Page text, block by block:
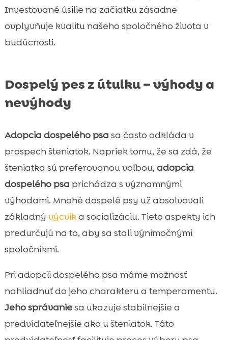
Investované úsilie na začiatku zásadne
ovplyvňuje kvalitu našeho spoločného života v
budúcnosti.
Dospelý pes z útulku – výhody a
nevýhody
Adopcia dospelého psa sa často odkláda v
prospech šteniatok. Napriek tomu, že sa zdá, že
šteniatka sú preferovanou voľbou, adopcia
dospelého psa prichádza s významnými
výhodami. Mnohé dospelé psy už absolvovali
základný výcvika socializáciu. Tieto aspekty ich
predurčujú na to, aby sa stali výnimočnými
spoločníkmi.
Pri adopcii dospelého psa máme možnosť
nahliadnuť do jeho charakteru a temperamentu.
Jeho správaniesa ukazuje stabilnejšie a
predvídateľnejšie ako u šteniatok. Táto